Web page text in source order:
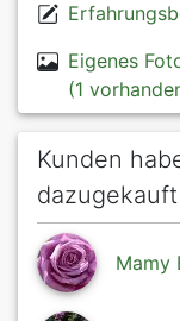
Eigenes
(1
Kunden
dazugekauft
Mamy